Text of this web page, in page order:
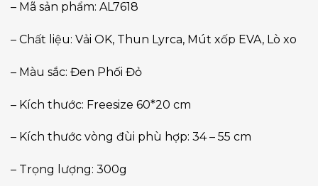
– Mã sản phẩm: AL7618
– Chất liệu: Vải OK, Thun Lyrca, Mút xốp EVA, Lò xo
– Màu sắc: Đen Phối Đỏ
– Kích thước: Freesize 60*20 cm
– Kích thước vòng đùi phù hợp: 34 – 55 cm
– Trọng lượng: 300g